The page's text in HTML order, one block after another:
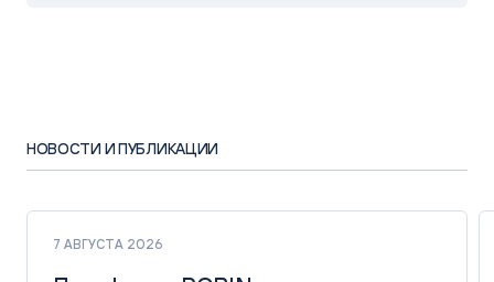
НОВОСТИ И ПУБЛИКАЦИИ
7 АВГУСТА 2026